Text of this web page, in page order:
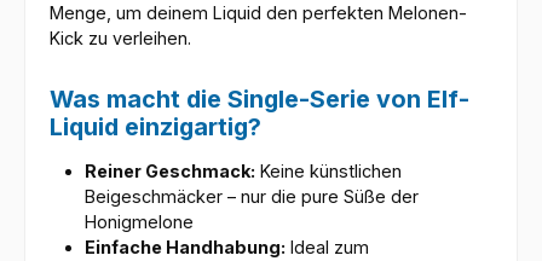
Menge, um deinem Liquid den perfekten Melonen-
Kick zu verleihen.
Was macht die Single-Serie von Elf-
Liquid einzigartig?
Reiner Geschmack: Keine künstlichen
Beigeschmäcker – nur die pure Süße der
Honigmelone
Einfache Handhabung: Ideal zum